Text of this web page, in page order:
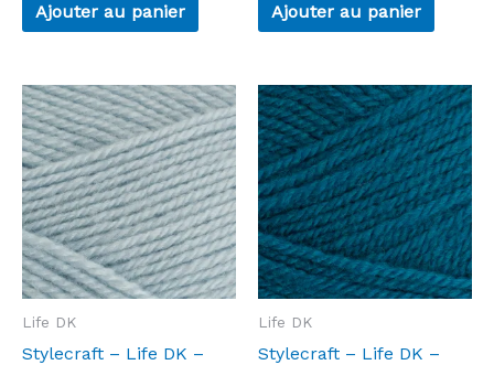
Ajouter au panier Ajouter au panier
Life DK
Stylecraft – Life DK –
Life DK
Stylecraft – Life DK –